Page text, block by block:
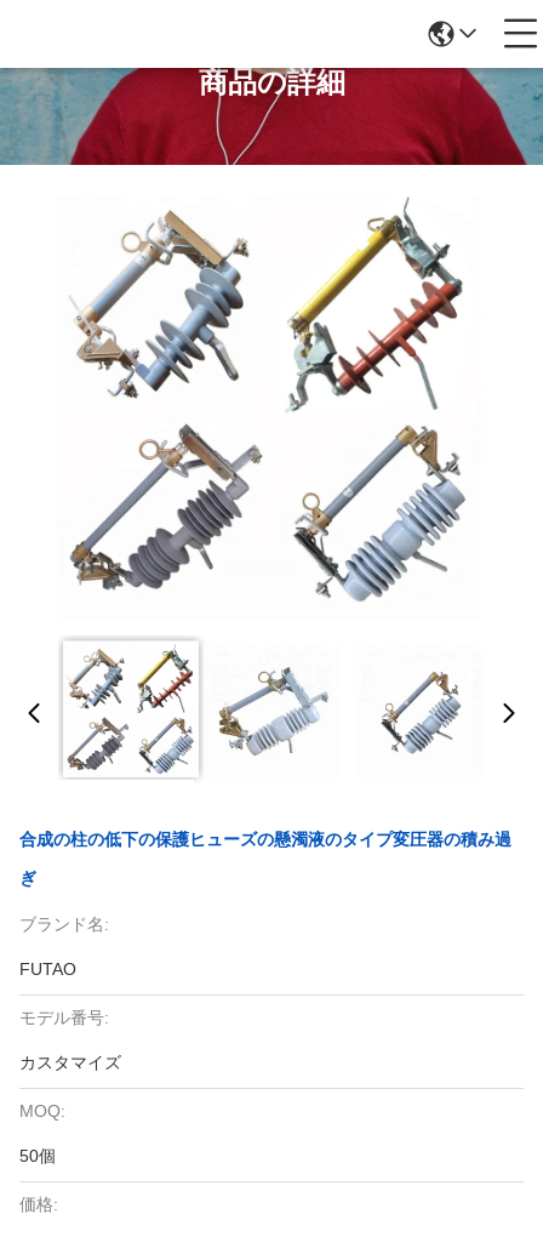
商品の詳細
合成の柱の低下の保護ヒューズの懸濁液のタイプ変圧器の積み過
ぎ
ブランド名:
FUTAO
モデル番号:
カスタマイズ
MOQ:
50個
価格: